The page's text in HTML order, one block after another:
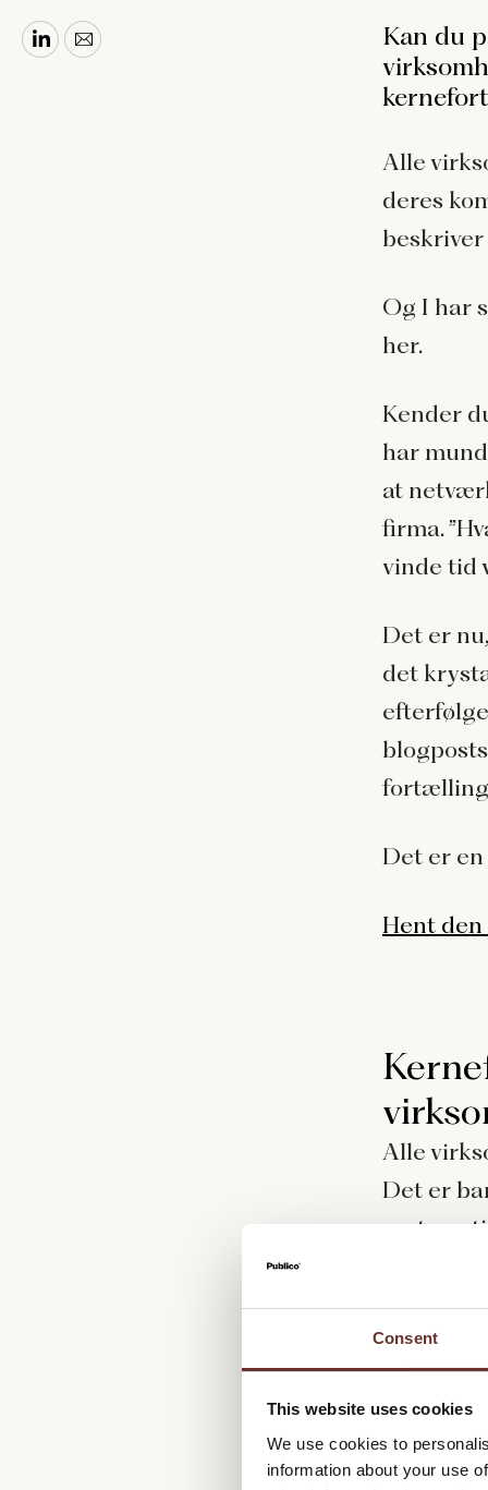
Consent
This website uses cookies
We use cookies to
information about your use
Kan du
Alle
deres
Og I har
her.
Kender
har
at
firma.
vinde tid
Det er
det
fortælling
Det er
Hent
Alle
Det er
historie,
bare en
at der er